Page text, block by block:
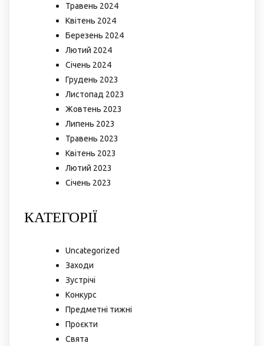
Травень 2024
Квітень 2024
Березень 2024
Лютий 2024
Січень 2024
Грудень 2023
Листопад 2023
Жовтень 2023
Липень 2023
Травень 2023
Квітень 2023
Лютий 2023
Січень 2023
КАТЕГОРІЇ
Uncategorized
Заходи
Зустрічі
Конкурс
Предметні тижні
Проєкти
Свята